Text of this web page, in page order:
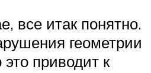
все итак понятно.
геометрии
приводит к